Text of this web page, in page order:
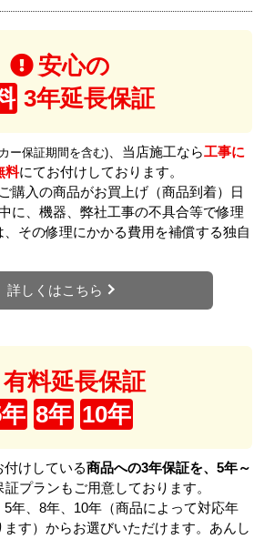
安心の
3年延長保証
ー保証期間を含む) 、当店施工なら工事に
料にてお付けしております。
購入の商品がお買上げ（商品到着）日
に、機器、弊社工事の不具合等で修理
その修理にかかる費用を補償する独自
詳しくはこちら
有料延長保証
8年 10年
付けしている商品への3年保証を、5年～
証プランもご用意しております。
年、8年、10年（商品によって対応年
す）からお選びいただけます。あんし